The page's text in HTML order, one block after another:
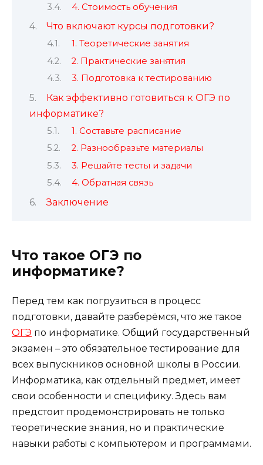
4. Стоимость обучения
Что включают курсы подготовки?
1. Теоретические занятия
2. Практические занятия
3. Подготовка к тестированию
Как эффективно готовиться к ОГЭ по
информатике?
1. Составьте расписание
2. Разнообразьте материалы
3. Решайте тесты и задачи
4. Обратная связь
Заключение
Что такое ОГЭ по
информатике?
Перед тем как погрузиться в процесс
подготовки, давайте разберёмся, что же такое
ОГЭ по информатике. Общий государственный
экзамен – это обязательное тестирование для
всех выпускников основной школы в России.
Информатика, как отдельный предмет, имеет
свои особенности и специфику. Здесь вам
предстоит продемонстрировать не только
теоретические знания, но и практические
навыки работы с компьютером и программами.